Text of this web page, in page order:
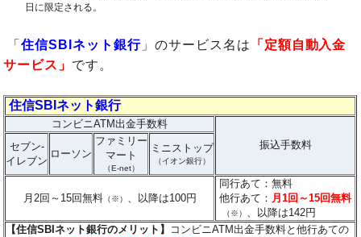
日に限定される。
「住信SBIネット銀行 」のサービス名は 「定額自動入金
サービス」 です。
住信SBIネット銀行
コンビニATM出金手数料
振込手数料
セブン-
イレブン
ローソン
ファミリー
マート
（E-net）
ミニストップ
（イオン銀行）
月2回～15回無料（※） 、以降は100円
同行あて：無料
他行あて： 月1回～15回無料
（※） 、以降は142円
【住信SBIネット銀行のメリット】
コンビニATM出金手数料と他行あての